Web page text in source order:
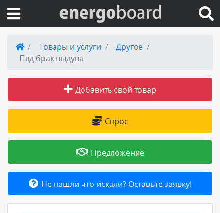
Вход на сайт
Публикации
Товары и услуги
Добавить товар или услугу
Товары и услуги
Другое
Пвд брак выдува
Добавить свой товар
Спрос
Предложение
Не нашли что искали? Оставьте заявку!